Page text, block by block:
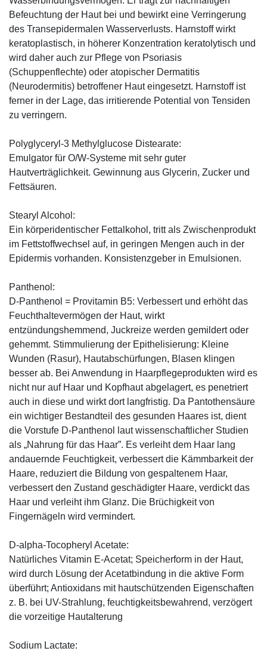
Befeuchtung der Haut bei und bewirkt eine Verringerung
des Transepidermalen Wasserverlusts. Harnstoff wirkt
keratoplastisch, in höherer Konzentration keratolytisch und
wird daher auch zur Pflege von Psoriasis
(Schuppenflechte) oder atopischer Dermatitis
(Neurodermitis) betroffener Haut eingesetzt. Harnstoff ist
ferner in der Lage, das irritierende Potential von Tensiden
zu verringern.
Polyglyceryl-3 Methylglucose Distearate:
Emulgator für O/W-Systeme mit sehr guter
Hautverträglichkeit. Gewinnung aus Glycerin, Zucker und
Fettsäuren.
Stearyl Alcohol:
Ein körperidentischer Fettalkohol, tritt als Zwischenprodukt
im Fettstoffwechsel auf, in geringen Mengen auch in der
Epidermis vorhanden. Konsistenzgeber in Emulsionen.
Panthenol:
D-Panthenol = Provitamin B5: Verbessert und erhöht das
Feuchthaltevermögen der Haut, wirkt
entzündungshemmend, Juckreize werden gemildert oder
gehemmt. Stimmulierung der Epithelisierung: Kleine
Wunden (Rasur), Hautabschürfungen, Blasen klingen
besser ab. Bei Anwendung in Haarpflegeprodukten wird es
nicht nur auf Haar und Kopfhaut abgelagert, es penetriert
auch in diese und wirkt dort langfristig. Da Pantothensäure
ein wichtiger Bestandteil des gesunden Haares ist, dient
die Vorstufe D-Panthenol laut wissenschaftlicher Studien
als „Nahrung für das Haar”. Es verleiht dem Haar lang
andauernde Feuchtigkeit, verbessert die Kämmbarkeit der
Haare, reduziert die Bildung von gespaltenem Haar,
verbessert den Zustand geschädigter Haare, verdickt das
Haar und verleiht ihm Glanz. Die Brüchigkeit von
Fingernägeln wird vermindert.
D-alpha-Tocopheryl Acetate:
Natürliches Vitamin E-Acetat; Speicherform in der Haut,
wird durch Lösung der Acetatbindung in die aktive Form
überführt; Antioxidans mit hautschützenden Eigenschaften
z. B. bei UV-Strahlung, feuchtigkeitsbewahrend, verzögert
die vorzeitige Hautalterung
Sodium Lactate: